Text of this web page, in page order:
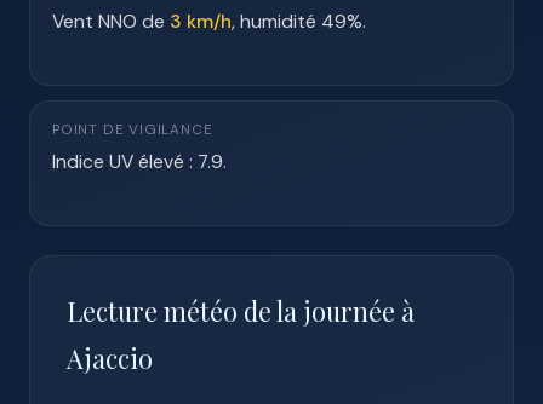
Vent NNO de 3 km/h, humidité 49%.
POINT DE VIGILANCE
Indice UV élevé : 7.9.
Lecture météo de la journée à
Ajaccio